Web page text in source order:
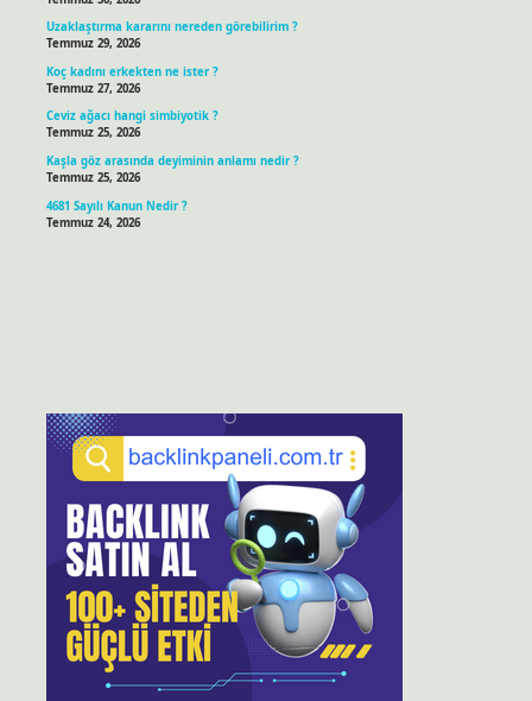
Uzaklaştırma kararını nereden görebilirim ?
Temmuz 29, 2026
Koç kadını erkekten ne ister ?
Temmuz 27, 2026
Ceviz ağacı hangi simbiyotik ?
Temmuz 25, 2026
Kaşla göz arasında deyiminin anlamı nedir ?
Temmuz 25, 2026
4681 Sayılı Kanun Nedir ?
Temmuz 24, 2026